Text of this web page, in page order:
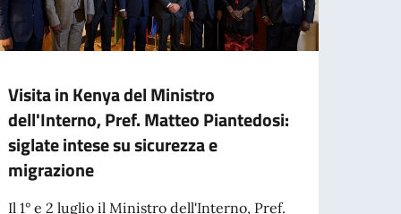
Visita in Kenya del Ministro
dell'Interno, Pref. Matteo Piantedosi:
siglate intese su sicurezza e
migrazione
Il 1° e 2 luglio il Ministro dell'Interno, Pref.